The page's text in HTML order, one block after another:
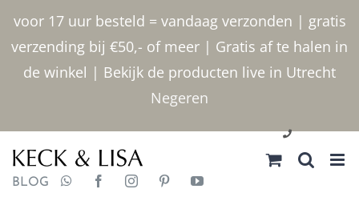
voor 17 uur besteld = vandaag verzonden | gratis
verzending bij €50,- of meer | Gratis af te halen in
de winkel | Bekijk de producten live in Utrecht
Negeren
inhoud
030 2400000
BLOG